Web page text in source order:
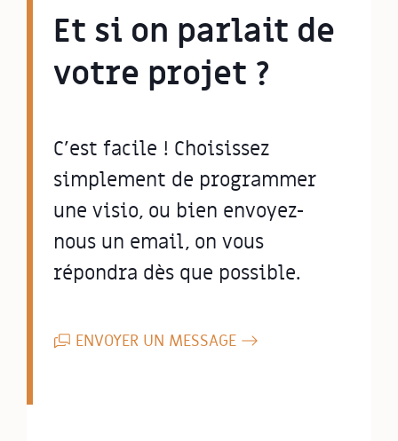
Et si on parlait de
votre projet ?
C'est facile ! Choisissez
simplement de programmer
une visio, ou bien envoyez-
nous un email, on vous
répondra dès que possible.
ENVOYER UN MESSAGE